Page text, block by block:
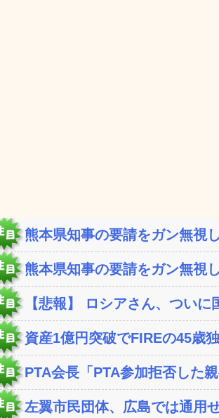
熊本県知事の要請をガン無視
熊本県知事の要請をガン無視
【悲報】 ロシアさん、つい
資産1億円突破でFIREの45歳
PTA会長「PTA参加拒否した
左翼市民団体、広島では通用